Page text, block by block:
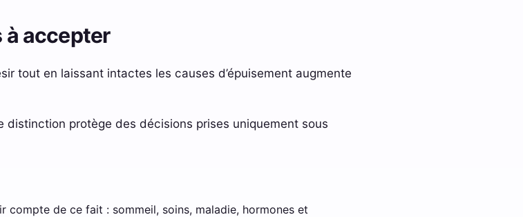
à accepter
tout en laissant intactes les causes d’épuisement augmente
distinction protège des décisions prises uniquement sous
compte de ce fait : sommeil, soins, maladie, hormones et